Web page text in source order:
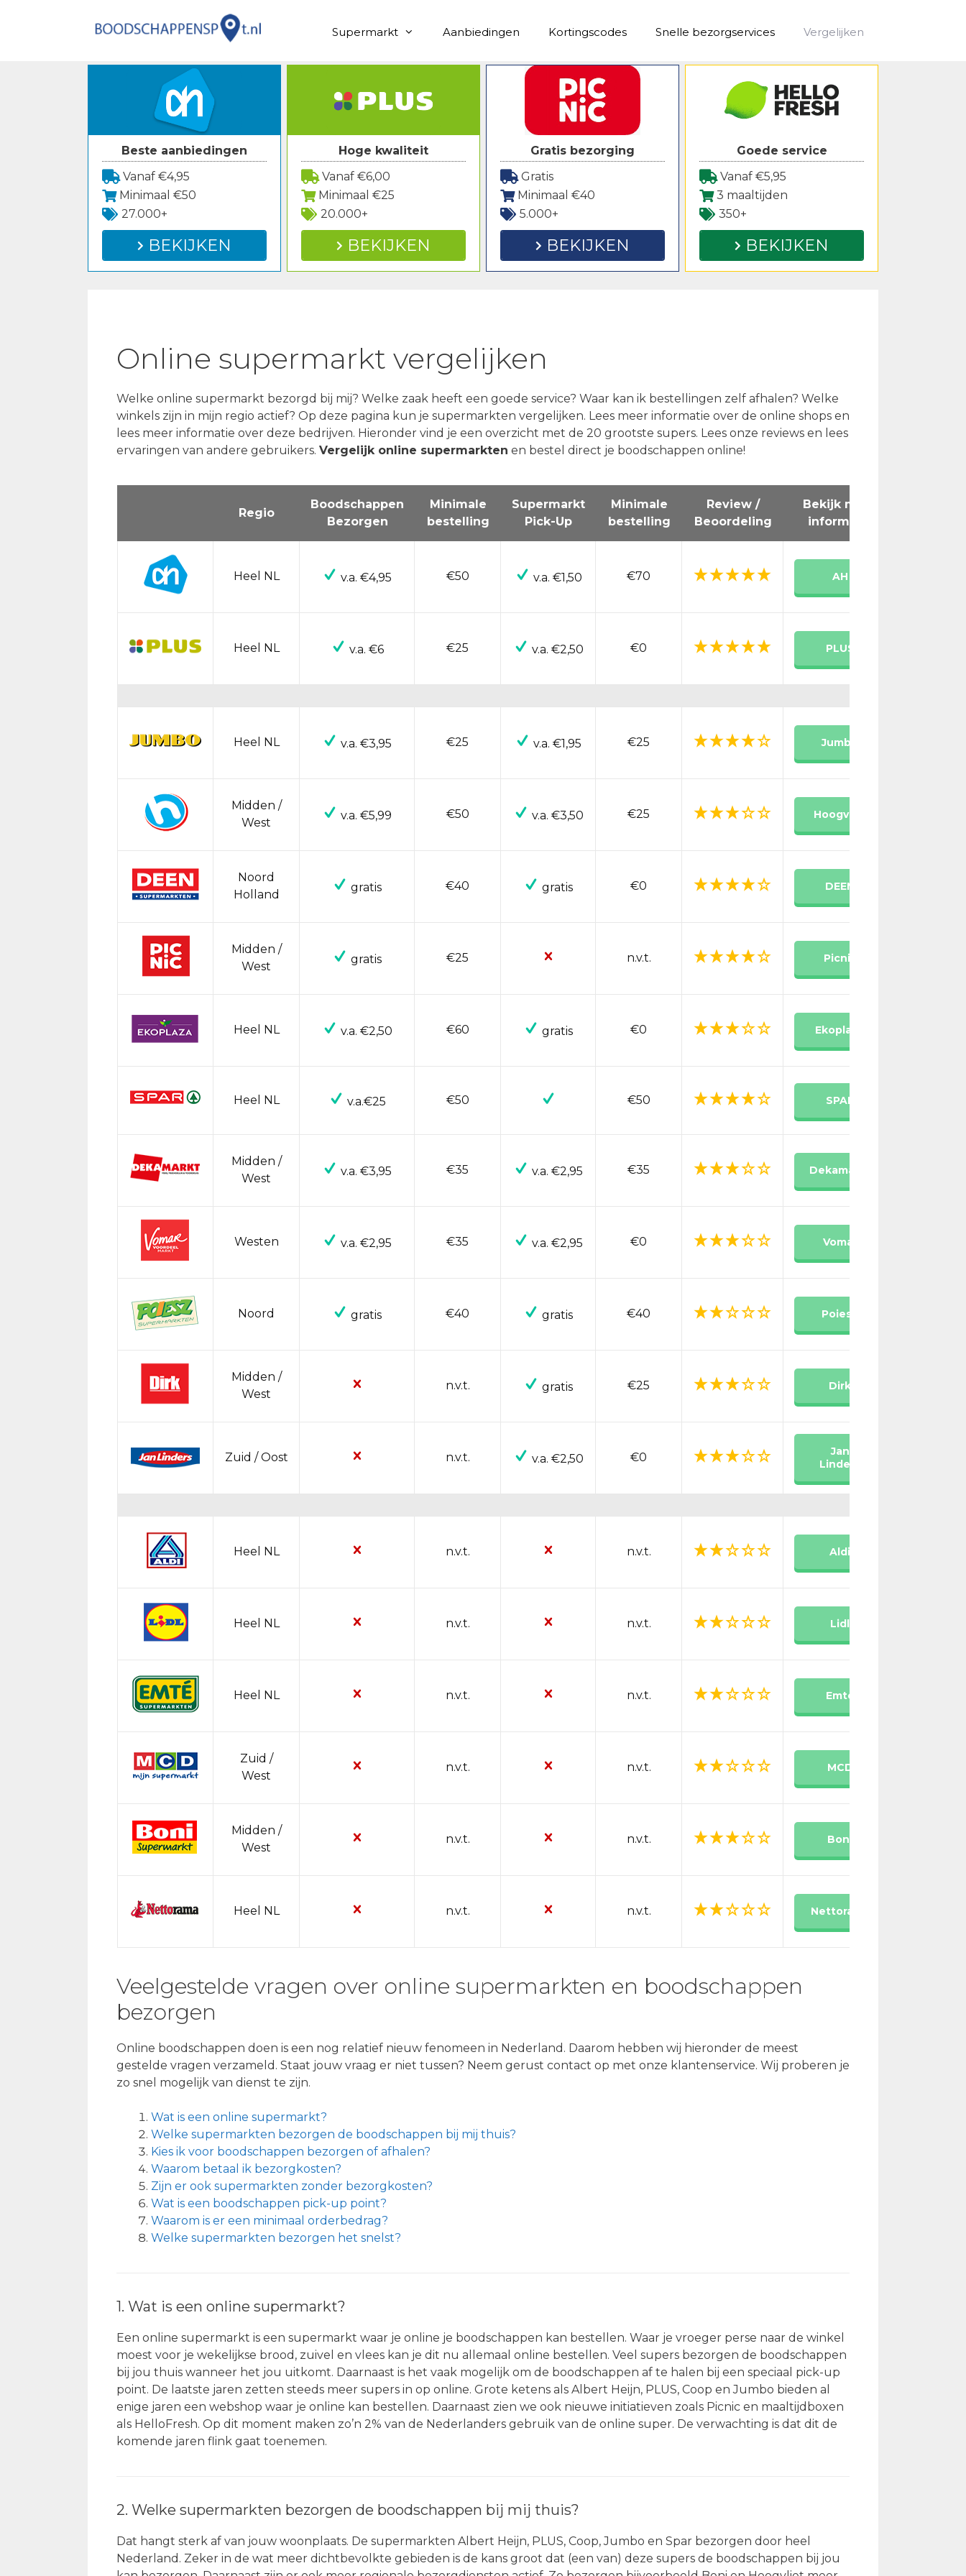
Supermarkt Aanbiedingen Kortingscodes Snelle bezorgservices Vergelijken
Beste aanbiedingen
Vanaf €4,95
Minimaal €50
27.000+
BEKIJKEN
Hoge kwaliteit
Vanaf €6,00
Minimaal €25
20.000+
BEKIJKEN
Gratis bezorging
Gratis
Minimaal €40
5.000+
BEKIJKEN
Goede service
Vanaf €5,95
3 maaltijden
350+
BEKIJKEN
Online supermarkt vergelijken
Welke online supermarkt bezorgd bij mij? Welke zaak heeft een goede service? Waar kan ik bestellingen zelf afhalen? Welke
winkels zijn in mijn regio actief? Op deze pagina kun je supermarkten vergelijken. Lees meer informatie over de online shops en
lees meer informatie over deze bedrijven. Hieronder vind je een overzicht met de 20 grootste supers. Lees onze reviews en lees
ervaringen van andere gebruikers. Vergelijk online supermarkten en bestel direct je boodschappen online!
Regio
Boodschappen
Bezorgen
Minimale
bestelling
Supermarkt
Pick-Up
Minimale
bestelling
Review /
Beoordeling
Bekijk meer
informatie
Heel NL v.a. €4,95 €50 v.a. €1,50 €70 AH
Heel NL v.a. €6 €25 v.a. €2,50 €0 PLUS
Heel NL v.a. €3,95 €25 v.a. €1,95 €25 Jumbo
Midden /
West
v.a. €5,99 €50 v.a. €3,50 €25 Hoogvliet
Noord
Holland
gratis €40 gratis €0 DEEN
Midden /
West
gratis €25 n.v.t. Picnic
Heel NL v.a. €2,50 €60 gratis €0 Ekoplaza
Heel NL v.a.€25 €50 €50 SPAR
Midden /
West
v.a. €3,95 €35 v.a. €2,95 €35 Dekamarkt
Westen v.a. €2,95 €35 v.a. €2,95 €0 Vomar
Noord gratis €40 gratis €40 Poiesz
Midden /
West
n.v.t. gratis €25 Dirk
Zuid / Oost n.v.t. v.a. €2,50 €0
Jan
Linders
Heel NL n.v.t. n.v.t. Aldi
Heel NL n.v.t. n.v.t. Lidl
Heel NL n.v.t. n.v.t. Emté
Zuid /
West
n.v.t. n.v.t. MCD
Midden /
West
n.v.t. n.v.t. Boni
Heel NL n.v.t. n.v.t. Nettorama
Veelgestelde vragen over online supermarkten en boodschappen
bezorgen
Online boodschappen doen is een nog relatief nieuw fenomeen in Nederland. Daarom hebben wij hieronder de meest
gestelde vragen verzameld. Staat jouw vraag er niet tussen? Neem gerust contact op met onze klantenservice. Wij proberen je
zo snel mogelijk van dienst te zijn.
Wat is een online supermarkt?
Welke supermarkten bezorgen de boodschappen bij mij thuis?
Kies ik voor boodschappen bezorgen of afhalen?
Waarom betaal ik bezorgkosten?
Zijn er ook supermarkten zonder bezorgkosten?
Wat is een boodschappen pick-up point?
Waarom is er een minimaal orderbedrag?
Welke supermarkten bezorgen het snelst?
1. Wat is een online supermarkt?
Een online supermarkt is een supermarkt waar je online je boodschappen kan bestellen. Waar je vroeger perse naar de winkel
moest voor je wekelijkse brood, zuivel en vlees kan je dit nu allemaal online bestellen. Veel supers bezorgen de boodschappen
bij jou thuis wanneer het jou uitkomt. Daarnaast is het vaak mogelijk om de boodschappen af te halen bij een speciaal pick-up
point. De laatste jaren zetten steeds meer supers in op online. Grote ketens als Albert Heijn, PLUS, Coop en Jumbo bieden al
enige jaren een webshop waar je online kan bestellen. Daarnaast zien we ook nieuwe initiatieven zoals Picnic en maaltijdboxen
als HelloFresh. Op dit moment maken zo’n 2% van de Nederlanders gebruik van de online super. De verwachting is dat dit de
komende jaren flink gaat toenemen.
2. Welke supermarkten bezorgen de boodschappen bij mij thuis?
Dat hangt sterk af van jouw woonplaats. De supermarkten Albert Heijn, PLUS, Coop, Jumbo en Spar bezorgen door heel
Nederland. Zeker in de wat meer dichtbevolkte gebieden is de kans groot dat (een van) deze supers de boodschappen bij jou